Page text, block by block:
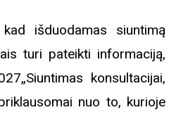
išduodamas siuntimą
turi pateikti informaciją,
konsultacijai,
nuo to, kurioje